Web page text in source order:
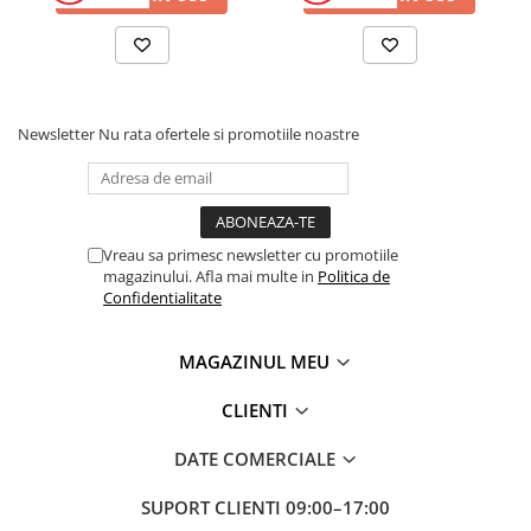
Plante artificiale
Suporturi flori si ghivece
Ansambluri de joaca animale
Custi, cotete si tarcuri
Articole sanatate
Newsletter Nu rata ofertele si promotiile noastre
Vreau sa primesc newsletter cu promotiile
magazinului. Afla mai multe in Politica de
Confidentialitate
MAGAZINUL MEU
CLIENTI
DATE COMERCIALE
SUPORT CLIENTI 09:00–17:00